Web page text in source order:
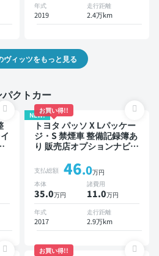
年式
2019
走行距離
2.4万km
ヴィッツをもっと見る
クトカー
NEW!
お買い得!!
トヨタ パッソ X Lパッケー
ジ・S 禁煙車 整備記録簿あ
り 販売店オプションナビ
クモニター ドライブレコー
ダー 衝突軽減
支払総額 46.0万円
本体
35.0万円
諸費用
11.0万円
年式
2017
走行距離
2.9万km
お買い得!!